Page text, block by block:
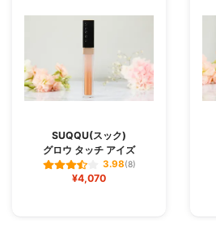
SUQQU(スック)
グロウ タッチ アイズ
3.98(8)
¥4,070